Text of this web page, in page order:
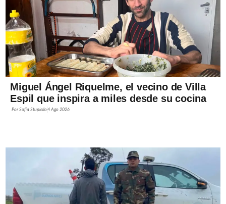
Miguel Ángel Riquelme, el vecino de Villa
Espil que inspira a miles desde su cocina
PorSofía Stupiello4 Ago 2026